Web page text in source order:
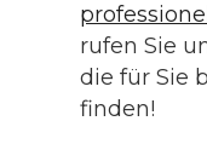
rufen Sie
die für Sie
finden!